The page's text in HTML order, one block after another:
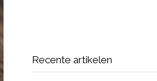
Recente artikelen